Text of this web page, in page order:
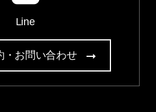
Line
・お問い合わせ